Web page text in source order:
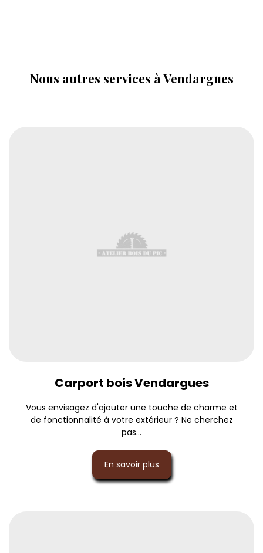
Nous autres services à Vendargues
Carport bois Vendargues
Vous envisagez d'ajouter une touche de charme et
de fonctionnalité à votre extérieur ? Ne cherchez
pas...
En savoir plus